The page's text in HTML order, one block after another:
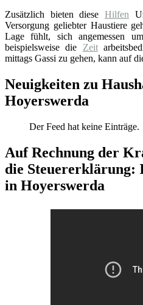
Zusätzlich bieten diese Hilfen
Versorgung geliebter Haustiere
Lage fühlt, sich angemessen
beispielsweise die Zeit
mittags Gassi zu gehen, kann auf
Neuigkeiten zu
Hoyerswerda
Der Feed hat keine Einträge.
Auf Rechnung der
die Steuererklärung:
in Hoyerswerda